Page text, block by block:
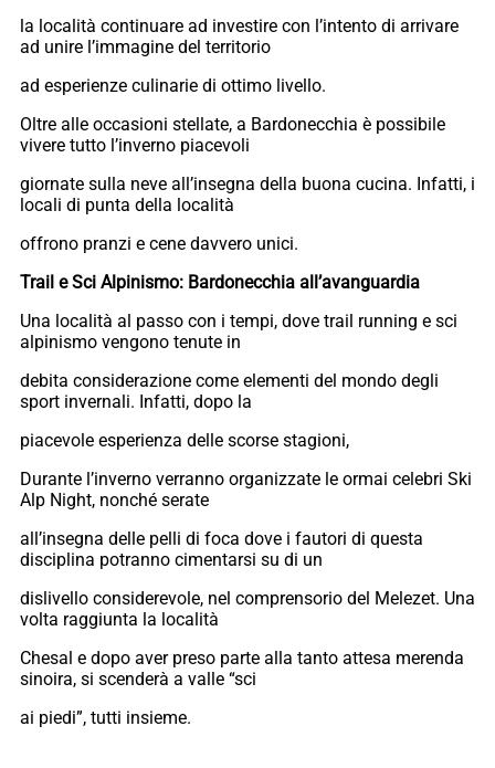
la località continuare ad investire con l’intento di arrivare
ad unire l’immagine del territorio
ad esperienze culinarie di ottimo livello.
Oltre alle occasioni stellate, a Bardonecchia è possibile
vivere tutto l’inverno piacevoli
giornate sulla neve all’insegna della buona cucina. Infatti, i
locali di punta della località
offrono pranzi e cene davvero unici.
Trail e Sci Alpinismo: Bardonecchia all’avanguardia
Una località al passo con i tempi, dove trail running e sci
alpinismo vengono tenute in
debita considerazione come elementi del mondo degli
sport invernali. Infatti, dopo la
piacevole esperienza delle scorse stagioni,
Durante l’inverno verranno organizzate le ormai celebri Ski
Alp Night, nonché serate
all’insegna delle pelli di foca dove i fautori di questa
disciplina potranno cimentarsi su di un
dislivello considerevole, nel comprensorio del Melezet. Una
volta raggiunta la località
Chesal e dopo aver preso parte alla tanto attesa merenda
sinoira, si scenderà a valle “sci
ai piedi”, tutti insieme.